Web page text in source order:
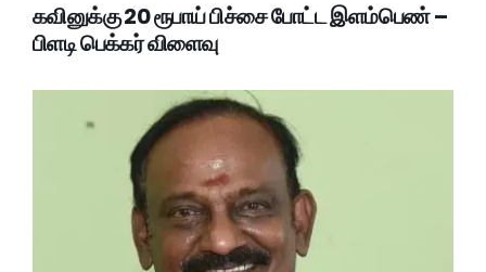
கவினுக்கு 20 ரூபாய் பிச்சை போட்ட இளம்பெண் –
பிளடி பெக்கர் விளைவு